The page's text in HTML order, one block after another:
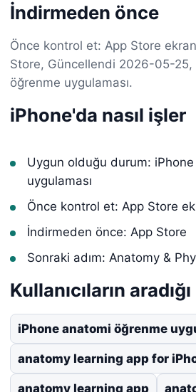
İndirmeden önce
Önce kontrol et: App Store
Store, Güncellendi 2026-05-25,
öğrenme uygulaması.
iPhone'da nasıl işler
Uygun olduğu durum:
uygulaması
Önce kontrol et: App Store
İndirmeden önce: App Store
Sonraki adım: Anatomy &
Kullanıcıların
iPhone anatomi öğrenme
anatomy learning app for
anatomy learning app